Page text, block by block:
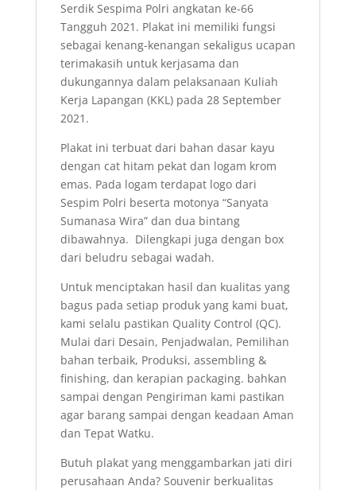
Serdik Sespima Polri angkatan ke-66
Tangguh 2021. Plakat ini memiliki fungsi
sebagai kenang-kenangan sekaligus ucapan
terimakasih untuk kerjasama dan
dukungannya dalam pelaksanaan Kuliah
Kerja Lapangan (KKL) pada 28 September
2021.
Plakat ini terbuat dari bahan dasar kayu
dengan cat hitam pekat dan logam krom
emas. Pada logam terdapat logo dari
Sespim Polri beserta motonya “Sanyata
Sumanasa Wira” dan dua bintang
dibawahnya. Dilengkapi juga dengan box
dari beludru sebagai wadah.
Untuk menciptakan hasil dan kualitas yang
bagus pada setiap produk yang kami buat,
kami selalu pastikan Quality Control (QC).
Mulai dari Desain, Penjadwalan, Pemilihan
bahan terbaik, Produksi, assembling &
finishing, dan kerapian packaging. bahkan
sampai dengan Pengiriman kami pastikan
agar barang sampai dengan keadaan Aman
dan Tepat Watku.
Butuh plakat yang menggambarkan jati diri
perusahaan Anda? Souvenir berkualitas